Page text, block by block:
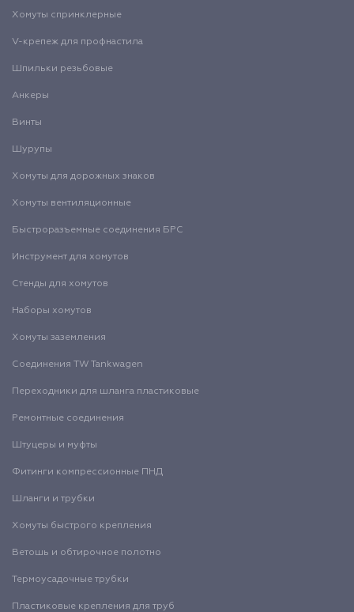
Хомуты спринклерные
V-крепеж для профнастила
Шпильки резьбовые
Анкеры
Винты
Шурупы
Хомуты для дорожных знаков
Хомуты вентиляционные
Быстроразъемные соединения БРС
Инструмент для хомутов
Стенды для хомутов
Наборы хомутов
Хомуты заземления
Соединения TW Tankwagen
Переходники для шланга пластиковые
Ремонтные соединения
Штуцеры и муфты
Фитинги компрессионные ПНД
Шланги и трубки
Хомуты быстрого крепления
Ветошь и обтирочное полотно
Термоусадочные трубки
Пластиковые крепления для труб